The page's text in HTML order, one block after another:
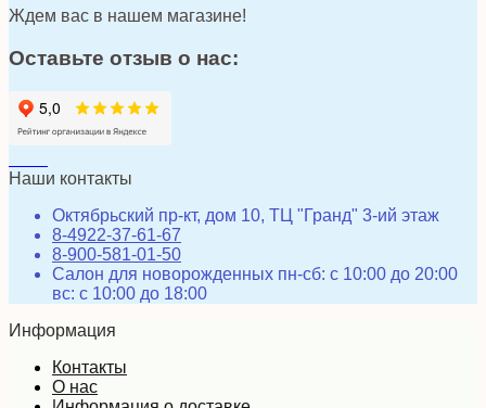
Ждем вас в нашем магазине!
Оставьте отзыв о нас:
Наши контакты
Октябрьский пр-кт, дом 10, ТЦ "Гранд" 3-ий этаж
8-4922-37-61-67
8-900-581-01-50
Салон для новорожденных пн-сб: с 10:00 до 20:00
вс: с 10:00 до 18:00
Информация
Контакты
О нас